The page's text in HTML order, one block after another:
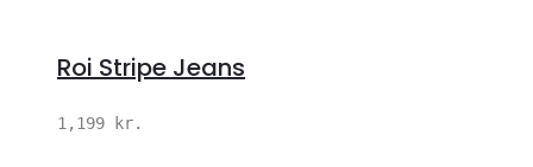
Roi Stripe Jeans
1,199 kr.